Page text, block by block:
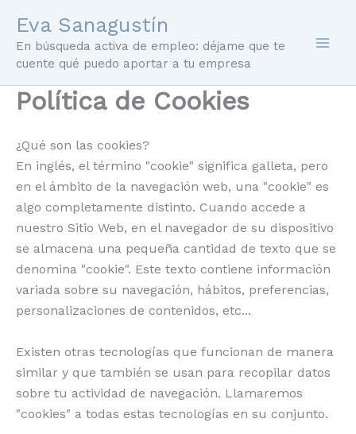
contenido
Eva Sanagustín
En búsqueda activa de empleo: déjame que te
cuente qué puedo aportar a tu empresa
Política de Cookies
¿Qué son las cookies?
En inglés, el término "cookie" significa galleta, pero
en el ámbito de la navegación web, una "cookie" es
algo completamente distinto. Cuando accede a
nuestro Sitio Web, en el navegador de su dispositivo
se almacena una pequeña cantidad de texto que se
denomina "cookie". Este texto contiene información
variada sobre su navegación, hábitos, preferencias,
personalizaciones de contenidos, etc...
Existen otras tecnologías que funcionan de manera
similar y que también se usan para recopilar datos
sobre tu actividad de navegación. Llamaremos
"cookies" a todas estas tecnologías en su conjunto.